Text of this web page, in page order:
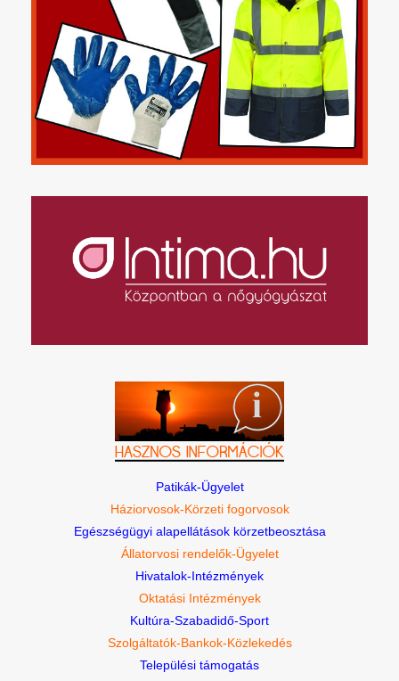
Patikák-Ügyelet
Háziorvosok-Körzeti fogorvosok
Egészségügyi alapellátások körzetbeosztása
Állatorvosi rendelők-Ügyelet
Hivatalok-Intézmények
Oktatási Intézmények
Kultúra-Szabadidő-Sport
Szolgáltatók-Bankok-Közlekedés
Települési támogatás